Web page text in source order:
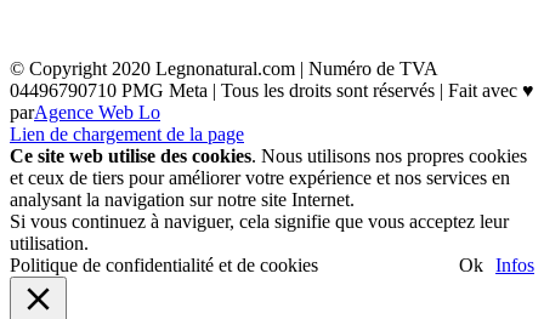
© Copyright 2020 Legnonatural.com | Numéro de TVA
04496790710 PMG Meta | Tous les droits sont réservés | Fait avec ♥
parAgence Web Lo
Lien de chargement de la page
Ce site web utilise des cookies. Nous utilisons nos propres cookies
et ceux de tiers pour améliorer votre expérience et nos services en
analysant la navigation sur notre site Internet.
Si vous continuez à naviguer, cela signifie que vous acceptez leur
utilisation.
Ok Infos
Politique de confidentialité et de cookies